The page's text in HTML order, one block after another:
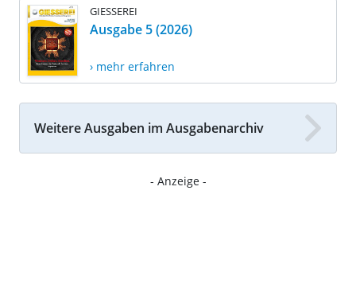
GIESSEREI
Ausgabe 5 (2026)
› mehr erfahren
Weitere Ausgaben im Ausgabenarchiv
- Anzeige -